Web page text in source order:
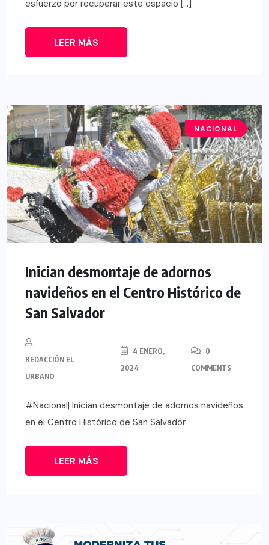
esfuerzo por recuperar este espacio […]
LEER MÁS
NACIONAL
Inician desmontaje de adornos
navideños en el Centro Histórico de
San Salvador
REDACCIÓN EL
URBANO
4 ENERO,
2024
0
COMMENTS
#Nacional| Inician desmontaje de adornos navideños
en el Centro Histórico de San Salvador
LEER MÁS